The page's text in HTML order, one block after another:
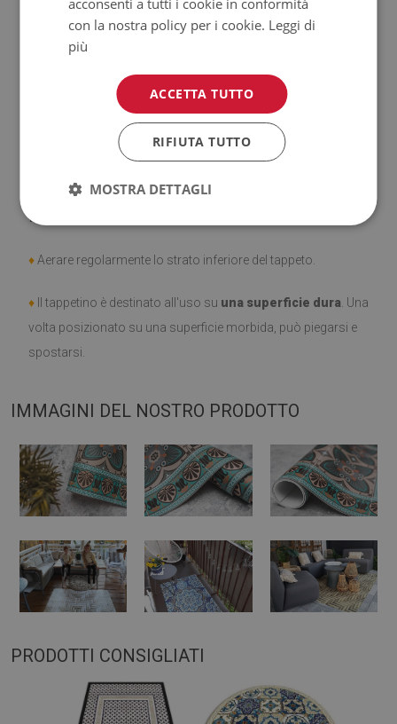
all'acqua.
Si ricorda che i danni causati dall'uso dovuto al trascorrere
del tempo (es. abrasioni) non sono soggetti a reclami.
Come prendersi cura del prodotto?
Pulire con un panno umido —non usare prodotti chimici
forti.
♦ Aerare regolarmente lo strato inferiore del tappeto.
♦ Il tappetino è destinato all'uso su una superficie dura . Una
volta posizionato su una superficie morbida, può piegarsi e
spostarsi.
IMMAGINI DEL NOSTRO PRODOTTO
PRODOTTI CONSIGLIATI
acconsenti a tutti i cookie in conformità
con la nostra policy per i cookie. Leggi di
più
ACCETTA TUTTO
RIFIUTA TUTTO
MOSTRA DETTAGLI